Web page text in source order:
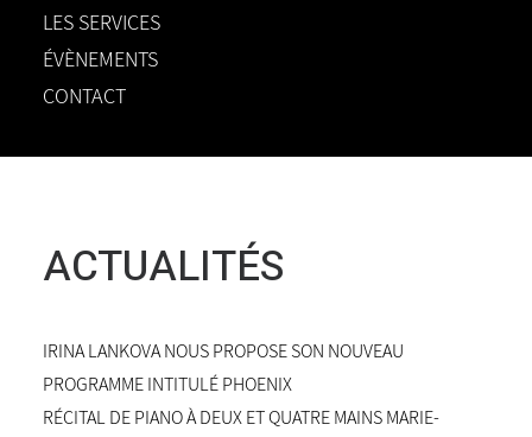
LES SERVICES
ÉVÈNEMENTS
CONTACT
ACTUALITÉS
IRINA LANKOVA NOUS PROPOSE SON NOUVEAU
PROGRAMME INTITULÉ PHOENIX
RÉCITAL DE PIANO À DEUX ET QUATRE MAINS MARIE-